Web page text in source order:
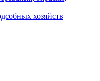
хозяйств